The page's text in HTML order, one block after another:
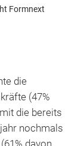
Formnext
die
(47%
die bereits
nochmals